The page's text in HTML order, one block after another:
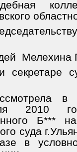
Мелехина
секретаре
2010
Б***
суда
в